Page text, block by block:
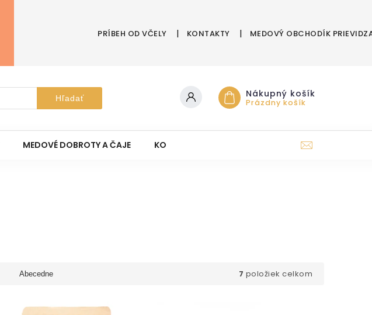
PRÍBEH OD VČELY KONTAKTY MEDOVÝ OBCHODÍK
Hľadať Nákupný košík
Prázdny košík
MEDOVÉ DOBROTY A ČAJE KOZMETIKA Z ÚĽA DARČEKOVÉ POUKAZY
Abecedne 7 položiek celkom